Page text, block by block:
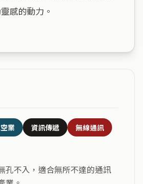
感的動力。
業 資訊傳遞
無線通訊
孔不入，適合無所不達的通訊